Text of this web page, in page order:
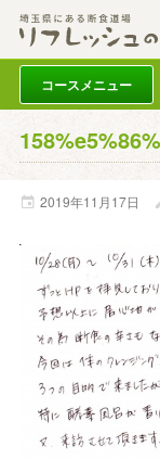
コースメニュー
2019年11月17日